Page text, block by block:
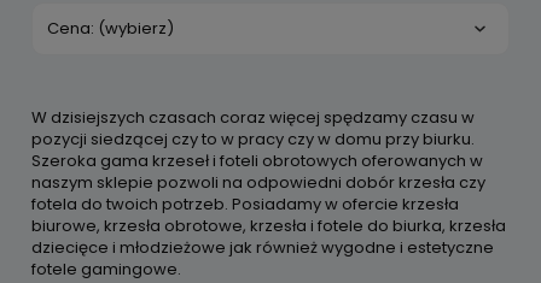
Cena: (wybierz)
W dzisiejszych czasach coraz więcej spędzamy czasu w
pozycji siedzącej czy to w pracy czy w domu przy biurku.
Szeroka gama krzeseł i foteli obrotowych oferowanych w
naszym sklepie pozwoli na odpowiedni dobór krzesła czy
fotela do twoich potrzeb. Posiadamy w ofercie krzesła
biurowe, krzesła obrotowe, krzesła i fotele do biurka, krzesła
dziecięce i młodzieżowe jak również wygodne i estetyczne
fotele gamingowe.